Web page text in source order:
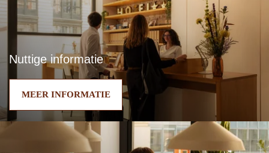
Nuttige informatie
MEER INFORMATIE